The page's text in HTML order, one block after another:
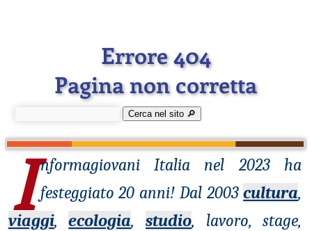
Errore 404
Pagina non corretta
Cerca nel sito 🔎︎
I nformagiovaniItalia nel 2023 ha
festeggiato 20 anni! Dal 2003cultura,
viaggi,ecologia, studio, lavoro, stage,